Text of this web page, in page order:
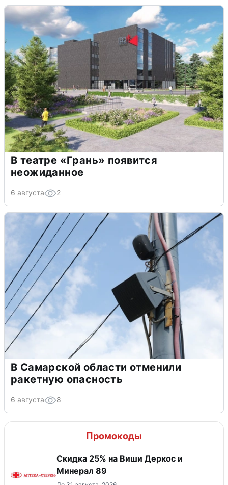
В театре «Грань» появится
неожиданное
6 августа 2
В Самарской области отменили
ракетную опасность
6 августа 8
Промокоды
Скидка 25% на Виши Деркос и
Минерал 89